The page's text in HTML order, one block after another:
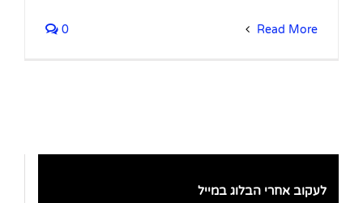
Read More
0
לעקוב אחרי הבלוג במייל